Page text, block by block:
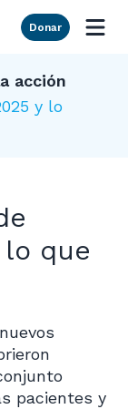
Donar
acción
y lo
lo que
pacientes y